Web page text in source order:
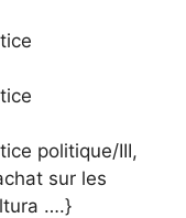
politique/III,
sur les
….}